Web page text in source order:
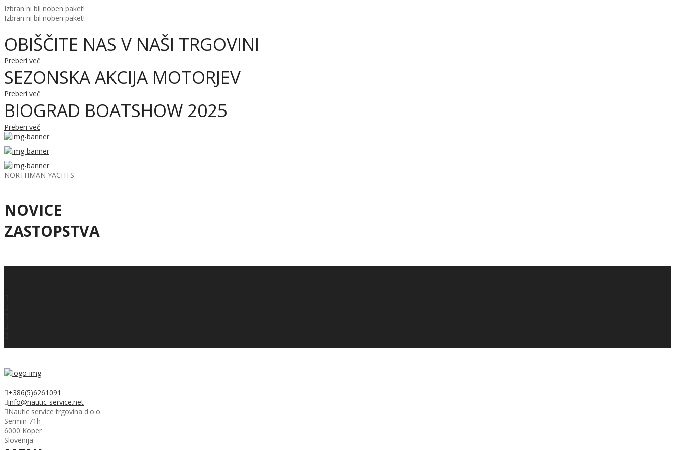
Izbran ni bil noben paket!
Izbran ni bil noben paket!
OBIŠČITE NAS V NAŠI TRGOVINI
Preberi več
SEZONSKA AKCIJA MOTORJEV
Preberi več
BIOGRAD BOATSHOW 2025
Preberi več
NORTHMAN YACHTS
NOVICE
ZASTOPSTVA
+386(5)6261091
info@nautic-service.net
Nautic service trgovina d.o.o.
Sermin 71h
6000 Koper
Slovenija